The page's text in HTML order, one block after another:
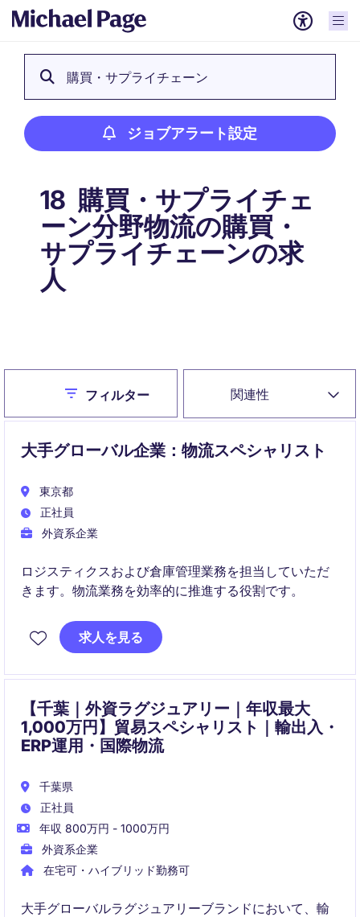
購買・サプライチェーン
ジョブアラート設定
18 購買・サプライチェ
ーン分野物流の購買・
サプライチェーンの求
人
関連性
Closeフィルター
大手グローバル企業：物流スペシャリスト
東京都
正社員
外資系企業
ロジスティクスおよび倉庫管理業務を担当していただ
きます。物流業務を効率的に推進する役割です。
求人を見る
【千葉｜外資ラグジュアリー｜年収最大
1,000万円】貿易スペシャリスト｜輸出入・
ERP運用・国際物流
千葉県
正社員
年収 800万円 - 1000万円
外資系企業
在宅可・ハイブリッド勤務可
大手グローバルラグジュアリーブランドにおいて、輸